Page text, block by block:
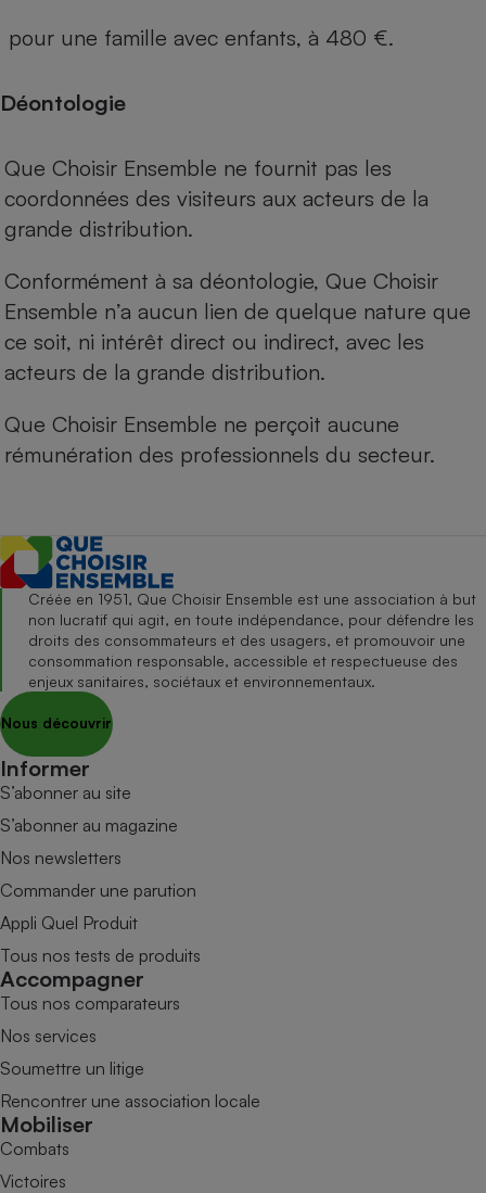
pour une famille avec enfants, à 480 €.
Déontologie
Que Choisir Ensemble ne fournit pas les
coordonnées des visiteurs aux acteurs de la
grande distribution.
Conformément à sa déontologie, Que Choisir
Ensemble n’a aucun lien de quelque nature que
ce soit, ni intérêt direct ou indirect, avec les
acteurs de la grande distribution.
Que Choisir Ensemble ne perçoit aucune
rémunération des professionnels du secteur.
Créée en 1951, Que Choisir Ensemble est une association à but
non lucratif qui agit, en toute indépendance, pour défendre les
droits des consommateurs et des usagers, et promouvoir une
consommation responsable, accessible et respectueuse des
enjeux sanitaires, sociétaux et environnementaux.
Nous découvrir
Informer
S’abonner au site
S’abonner au magazine
Nos newsletters
Commander une parution
Appli Quel Produit
Tous nos tests de produits
Accompagner
Tous nos comparateurs
Nos services
Soumettre un litige
Rencontrer une association locale
Mobiliser
Combats
Victoires